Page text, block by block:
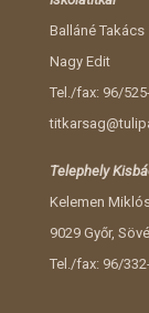
Balláné
Nagy Edit
Tel./fax: 96/
Telephely
Kelemen
9029 Győr,
Tel./fax: 96/